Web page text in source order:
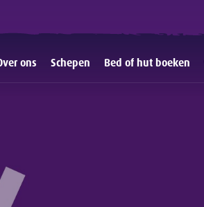
ons Schepen Bed of hut boeken